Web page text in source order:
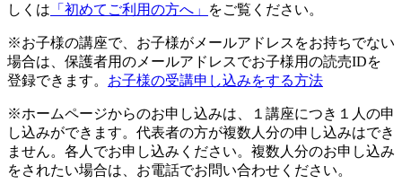
しくは 「初めてご利用の方へ」 をご覧ください。
※お子様の講座で、お子様がメールアドレスをお持ちでない
場合は、保護者用のメールアドレスでお子様用の読売IDを
登録できます。 お子様の受講申し込みをする方法
※ホームページからのお申し込みは、１講座につき１人の申
し込みができます。代表者の方が複数人分の申し込みはでき
ません。各人でお申し込みください。複数人分のお申し込み
をされたい場合は、お電話でお問い合わせください。